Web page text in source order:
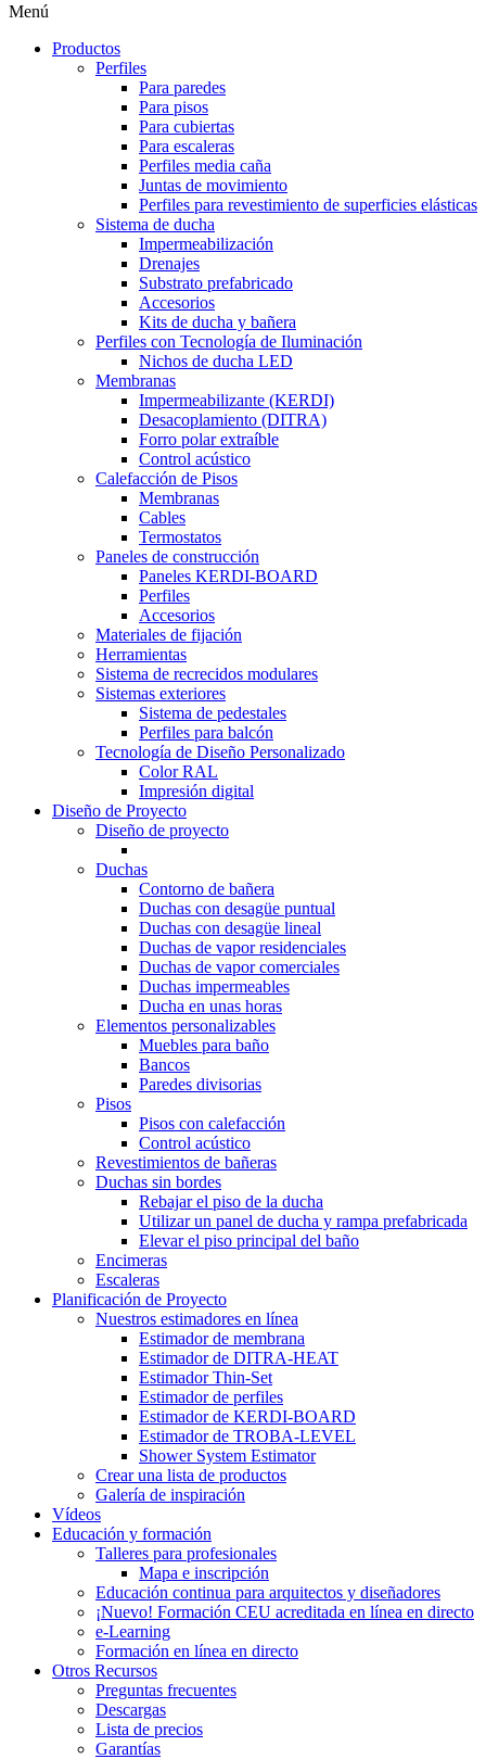
Menú
Productos
Perfiles
Para paredes
Para pisos
Para cubiertas
Para escaleras
Perfiles media caña
Juntas de movimiento
Perfiles para revestimiento de superficies elásticas
Sistema de ducha
Impermeabilización
Drenajes
Substrato prefabricado
Accesorios
Kits de ducha y bañera
Perfiles con Tecnología de Iluminación
Nichos de ducha LED
Membranas
Impermeabilizante (KERDI)
Desacoplamiento (DITRA)
Forro polar extraíble
Control acústico
Calefacción de Pisos
Membranas
Cables
Termostatos
Paneles de construcción
Paneles KERDI-BOARD
Perfiles
Accesorios
Materiales de fijación
Herramientas
Sistema de recrecidos modulares
Sistemas exteriores
Sistema de pedestales
Perfiles para balcón
Tecnología de Diseño Personalizado
Color RAL
Impresión digital
Diseño de Proyecto
Diseño de proyecto
Duchas
Contorno de bañera
Duchas con desagüe puntual
Duchas con desagüe lineal
Duchas de vapor residenciales
Duchas de vapor comerciales
Duchas impermeables
Ducha en unas horas
Elementos personalizables
Muebles para baño
Bancos
Paredes divisorias
Pisos
Pisos con calefacción
Control acústico
Revestimientos de bañeras
Duchas sin bordes
Rebajar el piso de la ducha
Utilizar un panel de ducha y rampa prefabricada
Elevar el piso principal del baño
Encimeras
Escaleras
Planificación de Proyecto
Nuestros estimadores en línea
Estimador de membrana
Estimador de DITRA-HEAT
Estimador Thin-Set
Estimador de perfiles
Estimador de KERDI-BOARD
Estimador de TROBA-LEVEL
Shower System Estimator
Crear una lista de productos
Galería de inspiración
Vídeos
Educación y formación
Talleres para profesionales
Mapa e inscripción
Educación continua para arquitectos y diseñadores
¡Nuevo! Formación CEU acreditada en línea en directo
e-Learning
Formación en línea en directo
Otros Recursos
Preguntas frecuentes
Descargas
Lista de precios
Garantías